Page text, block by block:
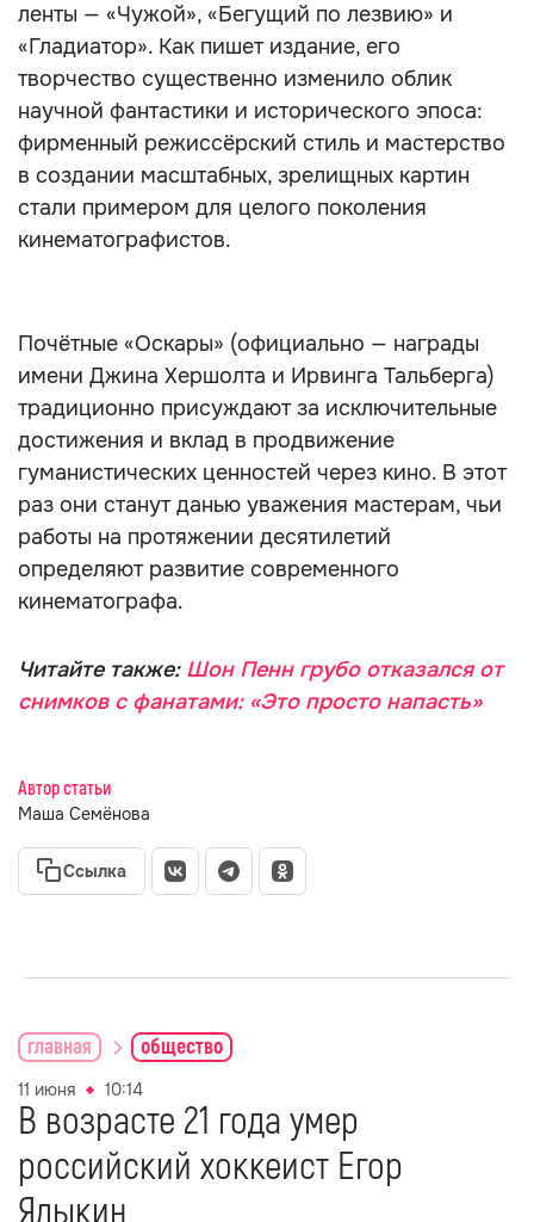
ленты — «Чужой», «Бегущий по лезвию» и
«Гладиатор». Как пишет издание, его
творчество существенно изменило облик
научной фантастики и исторического эпоса:
фирменный режиссёрский стиль и мастерство
в создании масштабных, зрелищных картин
стали примером для целого поколения
кинематографистов.
Почётные «Оскары» (официально — награды
имени Джина Хершолта и Ирвинга Тальберга)
традиционно присуждают за исключительные
достижения и вклад в продвижение
гуманистических ценностей через кино. В этот
раз они станут данью уважения мастерам, чьи
работы на протяжении десятилетий
определяют развитие современного
кинематографа.
Читайте также: Шон Пенн грубо отказался от
снимков с фанатами: «Это просто напасть»
Автор статьи
Маша Семёнова
Ссылка
главная общество
11 июня 10:14
В возрасте 21 года умер
российский хоккеист Егор
Ядыкин